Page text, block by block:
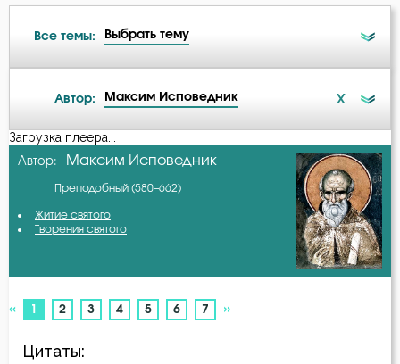
Все темы: Выбрать тему
Беда
Бесстрастие
Бесы
Автор: Максим Исповедник X
А-я
Авва Дорофей
Авва Исайя (Скитский)
Авва Феона
Авва Филимон
Аврелий Августин
Загрузка плеера...
Автор: Максим Исповедник
Преподобный (580–662)
Житие святого
Творения святого
« 1 (current)
2 3 4 5 6 7 »
Цитаты: